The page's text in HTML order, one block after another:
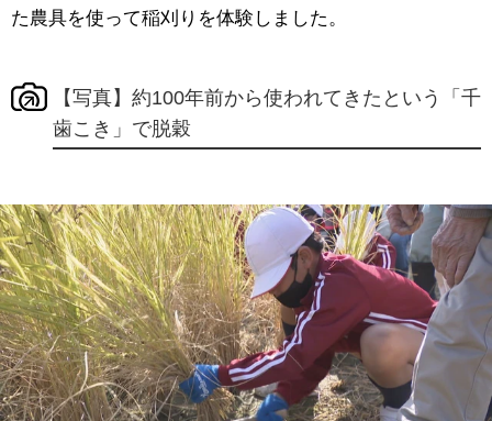
た農具を使って稲刈りを体験しました。
【写真】約100年前から使われてきたという「千
歯こき」で脱穀